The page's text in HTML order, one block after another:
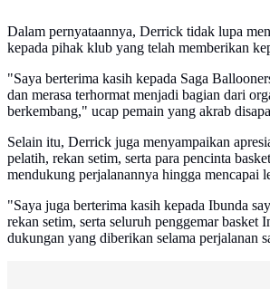
Dalam pernyataannya, Derrick tidak lupa
kepada pihak klub yang telah memberikan
"Saya berterima kasih kepada Saga
dan merasa terhormat menjadi bagian dari
berkembang," ucap pemain yang akrab
Selain itu, Derrick juga menyampaikan
pelatih, rekan setim, serta para pencinta
mendukung perjalanannya hingga mencapai
"Saya juga berterima kasih kepada Ibunda
rekan setim, serta seluruh penggemar basket
dukungan yang diberikan selama perjalanan